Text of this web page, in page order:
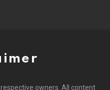
owners. All content